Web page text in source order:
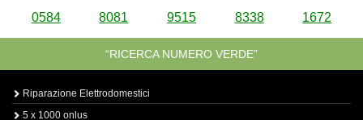
0584 8081 9515 8338 1672
“RICERCA NUMERO VERDE”
Riparazione Elettrodomestici
5 x 1000 onlus